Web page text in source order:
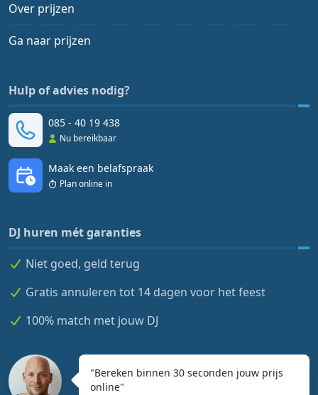
Over prijzen
Ga naar prijzen
Hulp of advies nodig?
085 - 40 19 438
Nu bereikbaar
Maak een belafspraak
Plan online in
DJ huren mét garanties
Niet goed, geld terug
Gratis annuleren tot 14 dagen voor het feest
100% match met jouw DJ
"Bereken binnen 30 seconden jouw prijs
online"